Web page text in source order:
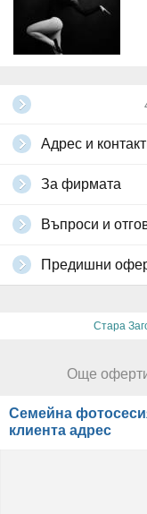
Адрес и
За фирмата
Въпроси и
Предишни
Стара
Още
Семейна
клиента адрес